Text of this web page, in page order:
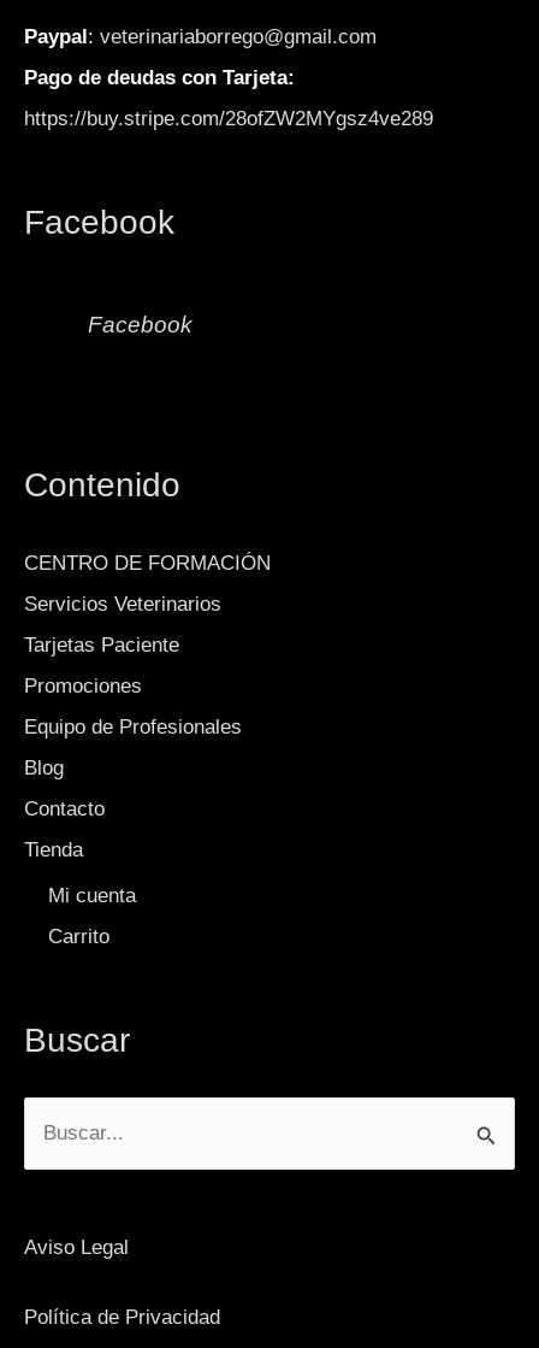
Paypal: veterinariaborrego@gmail.com
Pago de deudas con Tarjeta:
https://buy.stripe.com/28ofZW2MYgsz4ve289
Facebook
Facebook
Contenido
CENTRO DE FORMACIÓN
Servicios Veterinarios
Tarjetas Paciente
Promociones
Equipo de Profesionales
Blog
Contacto
Tienda
Mi cuenta
Carrito
Buscar
Buscar
Aviso Legal
Política de Privacidad